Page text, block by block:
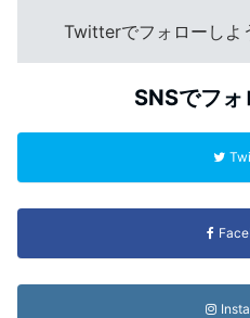
Twitterでフォローしよ
SNSでフォ